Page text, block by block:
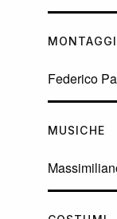
Federico
MUSICHE